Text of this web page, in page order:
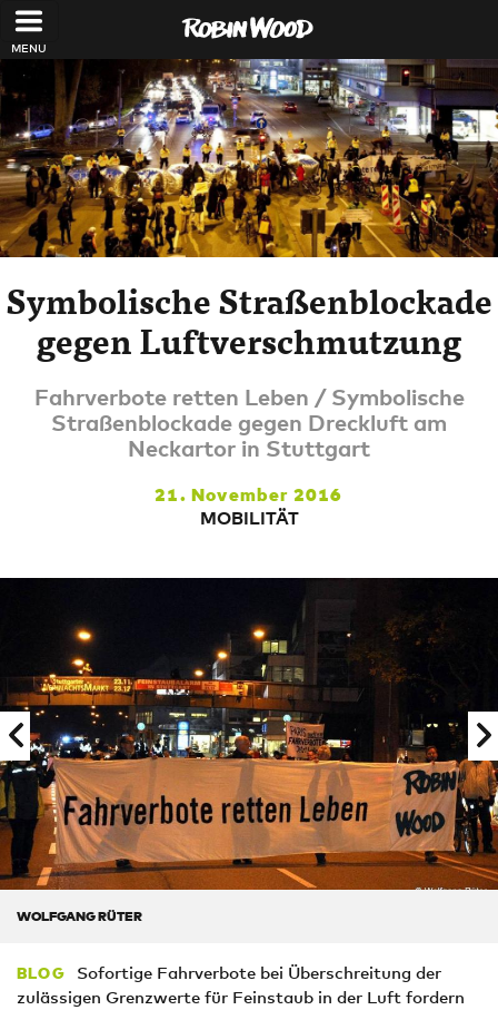
Direkt zum Inhalt
Symbolische Straßenblockade
gegen Luftverschmutzung
Fahrverbote retten Leben / Symbolische
Straßenblockade gegen Dreckluft am
Neckartor in Stuttgart
21. November 2016
MOBILITÄT
WOLFGANG RÜTER
BLOG
Sofortige Fahrverbote bei Überschreitung der
zulässigen Grenzwerte für Feinstaub in der Luft fordern